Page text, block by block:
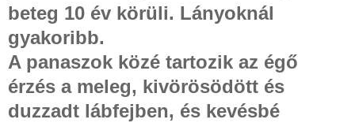
beteg 10 év körüli. Lányoknál
gyakoribb.
A panaszok közé tartozik az égő
érzés a meleg, kivörösödött és
duzzadt lábfejben, és kevésbé